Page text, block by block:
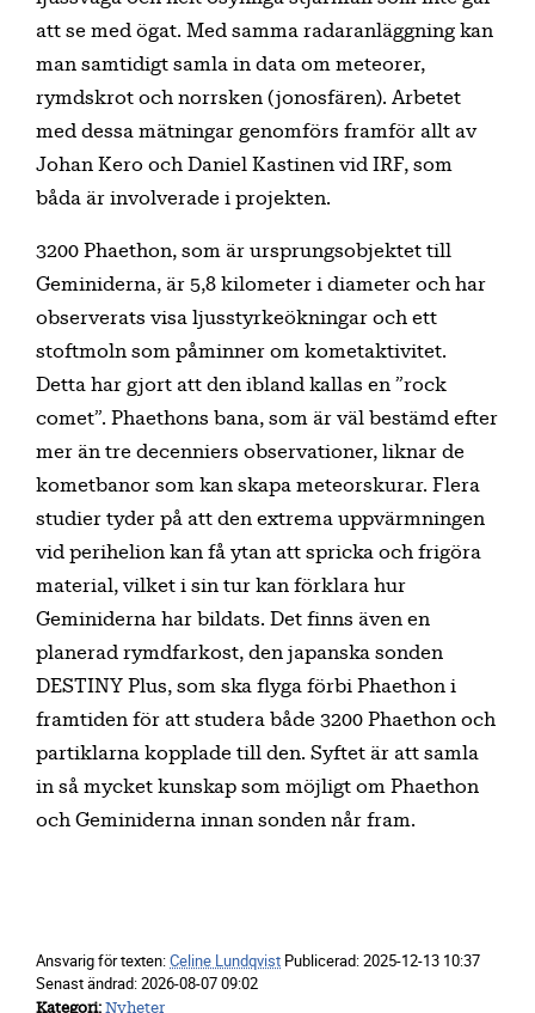
att se med ögat. Med samma radaranläggning kan
man samtidigt samla in data om meteorer,
rymdskrot och norrsken (jonosfären). Arbetet
med dessa mätningar genomförs framför allt av
Johan Kero och Daniel Kastinen vid IRF, som
båda är involverade i projekten.
3200 Phaethon, som är ursprungsobjektet till
Geminiderna, är 5,8 kilometer i diameter och har
observerats visa ljusstyrkeökningar och ett
stoftmoln som påminner om kometaktivitet.
Detta har gjort att den ibland kallas en ”rock
comet”. Phaethons bana, som är väl bestämd efter
mer än tre decenniers observationer, liknar de
kometbanor som kan skapa meteorskurar. Flera
studier tyder på att den extrema uppvärmningen
vid perihelion kan få ytan att spricka och frigöra
material, vilket i sin tur kan förklara hur
Geminiderna har bildats. Det finns även en
planerad rymdfarkost, den japanska sonden
DESTINY Plus, som ska flyga förbi Phaethon i
framtiden för att studera både 3200 Phaethon och
partiklarna kopplade till den. Syftet är att samla
in så mycket kunskap som möjligt om Phaethon
och Geminiderna innan sonden når fram.
Ansvarig för texten:Celine Lundqvist Publicerad:2025-12-13 10:37
Senast ändrad:2026-08-07 09:02
Kategori Nyheter